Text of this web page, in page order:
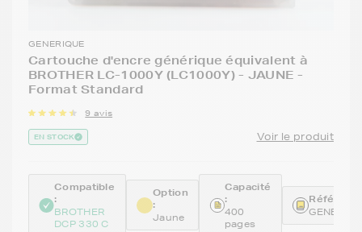
GENERIQUE
Cartouche d'encre générique équivalent à
BROTHER LC-1000Y (LC1000Y) - JAUNE -
Format Standard
9 avis
EN STOCK Voir le produit
Compatible
:
BROTHER
DCP 330 C
Option
:
Jaune
Capacité
:
400
pages